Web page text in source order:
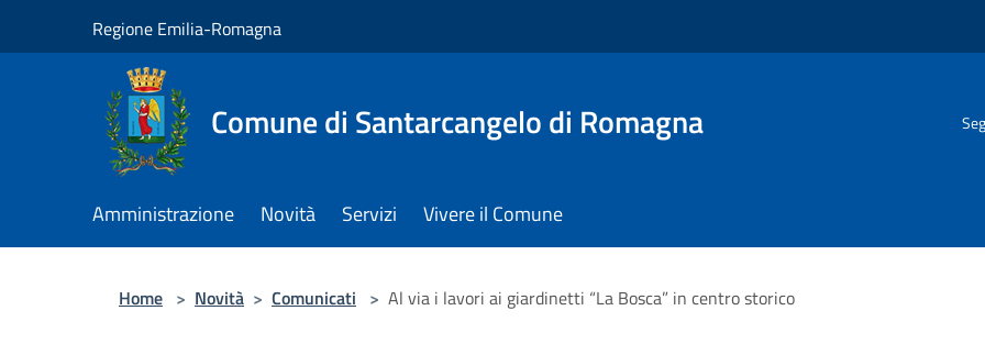
Regione Emilia-Romagna
Comune di Santarcangelo di Romagna
Amministrazione Novità Servizi Vivere il Comune
Home > Novità > Comunicati > Al via i lavori ai giardinetti “La Bosca” in centro storico